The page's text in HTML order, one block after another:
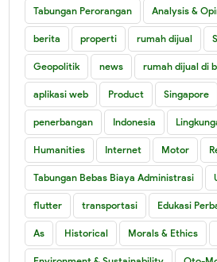
Tabungan Perorangan Analysis &
berita properti rumah dijual
Geopolitik news rumah dijual di
aplikasi web Product Singapore
penerbangan Indonesia
Humanities Internet Motor
Tabungan Bebas Biaya Administrasi
flutter transportasi Edukasi
As Historical Morals & Ethics